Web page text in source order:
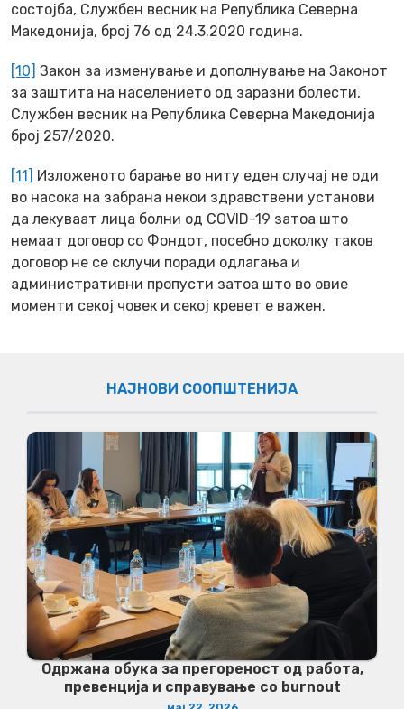
состојба, Службен весник на Република Северна
Македонија, број 76 од 24.3.2020 година.
[10] Закон за изменување и дополнување на Законот
за заштита на населението од заразни болести,
Службен весник на Република Северна Македонија
број 257/2020.
[11] Изложеното барање во ниту еден случај не оди
во насока на забрана некои здравствени установи
да лекуваат лица болни од COVID-19 затоа што
немаат договор со Фондот, посебно доколку таков
договор не се склучи поради одлагања и
административни пропусти затоа што во овие
моменти секој човек и секој кревет е важен.
НАЈНОВИ СООПШТЕНИЈА
Одржана обука за прегореност од работа,
превенција и справување со burnout